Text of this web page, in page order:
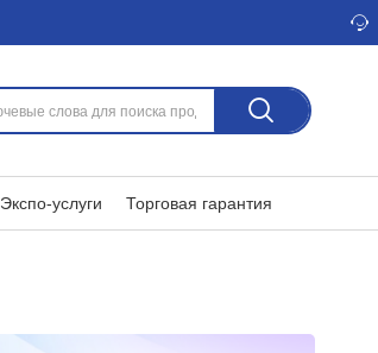
Экспо-услуги Торговая гарантия